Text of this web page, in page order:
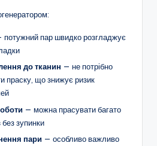
потужний пар швидко розгладжує
до тканин — не потрібно
праску, що знижує ризик
— можна прасувати багато
зупинки
пари — особливо важливо